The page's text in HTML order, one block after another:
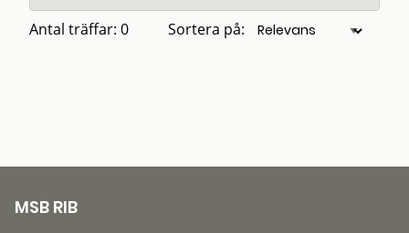
Antal träffar: 0 Sortera på:
MSB RIB